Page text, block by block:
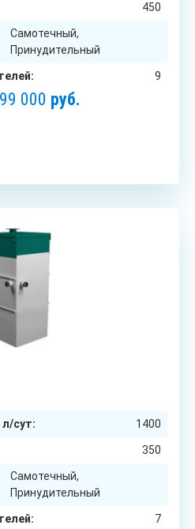
450
Самотечный,
Принудительный
9
000 руб.
сут: 1400
350
Самотечный,
Принудительный
7